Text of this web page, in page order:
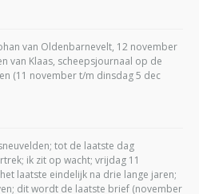
van Oldenbarnevelt, 12 november
van Klaas, scheepsjournaal op de
(11 november t/m dinsdag 5 dec
tot de laatste dag
ik zit op wacht; vrijdag 11
laatste eindelijk na drie lange jaren;
dit wordt de laatste brief (november